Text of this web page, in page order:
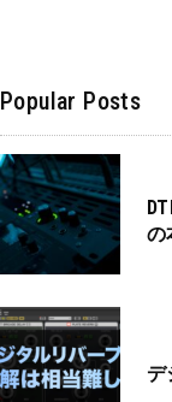
Popular Posts
の
デ